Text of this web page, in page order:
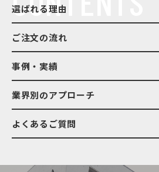
選ばれる理由
ご注文の流れ
事例・実績
業界別のアプローチ
よくあるご質問